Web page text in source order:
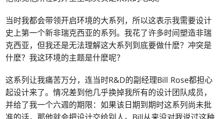
当时我都会带领开启环境的大系列，所以这表示我需要设计
史上第一个新非瑞克西亚的系列。我花了许多时间塑造非瑞
克西亚，但我还是无法理解这大系列到底要做什麽？冲突是
什麽？我这环境的主题是什麽呢？
这系列让我痛苦万分，连当时R&D的副经理Bill Rose都担心
起设计来了。情况差到他几乎换掉我所有的设计团队成员，
并给了我一个六週的期限：如果该日期到期时这系列尚未批